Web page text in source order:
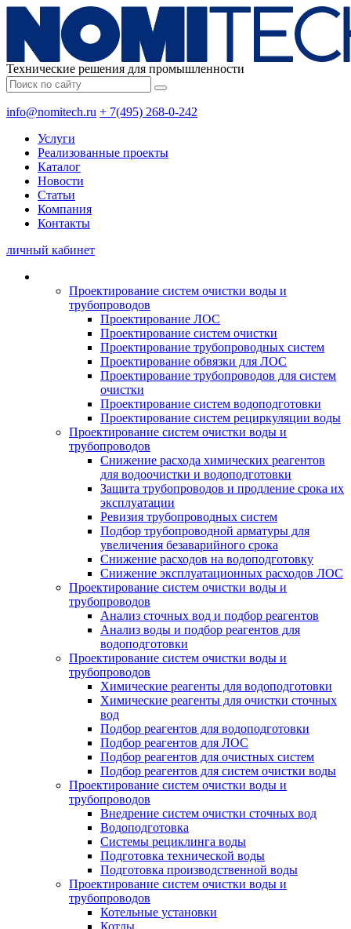
Технические решения для промышленности
info@nomitech.ru + 7(495) 268-0-242
Услуги
Реализованные проекты
Каталог
Новости
Статьи
Компания
Контакты
личный кабинет
Проектирование систем очистки воды и
трубопроводов
Проектирование ЛОС
Проектирование систем очистки
Проектирование трубопроводных систем
Проектирование обвязки для ЛОС
Проектирование трубопроводов для систем
очистки
Проектирование систем водоподготовки
Проектирование систем рециркуляции воды
Проектирование систем очистки воды и
трубопроводов
Снижение расхода химических реагентов
для водоочистки и водоподготовки
Защита трубопроводов и продление срока их
эксплуатации
Ревизия трубопроводных систем
Подбор трубопроводной арматуры для
увеличения безаварийного срока
Снижение расходов на водоподготовку
Снижение эксплуатационных расходов ЛОС
Проектирование систем очистки воды и
трубопроводов
Анализ сточных вод и подбор реагентов
Анализ воды и подбор реагентов для
водоподготовки
Проектирование систем очистки воды и
трубопроводов
Химические реагенты для водоподготовки
Химические реагенты для очистки сточных
вод
Подбор реагентов для водоподготовки
Подбор реагентов для ЛОС
Подбор реагентов для очистных систем
Подбор реагентов для систем очистки воды
Проектирование систем очистки воды и
трубопроводов
Внедрение систем очистки сточных вод
Водоподготовка
Системы рециклинга воды
Подготовка технической воды
Подготовка производственной воды
Проектирование систем очистки воды и
трубопроводов
Котельные установки
Котлы